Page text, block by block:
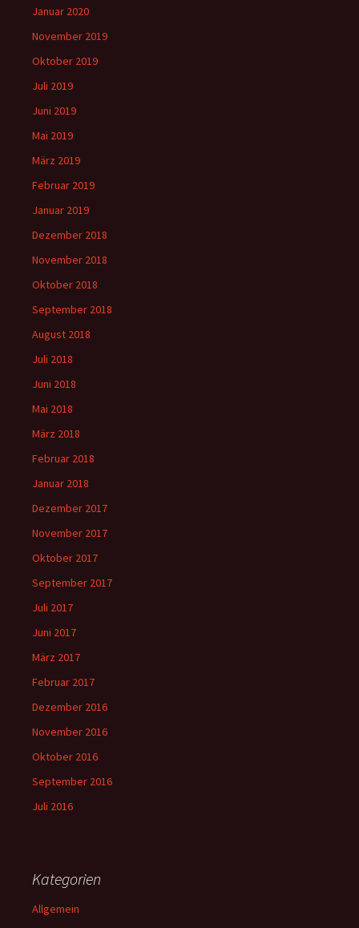
Januar 2020
November 2019
Oktober 2019
Juli 2019
Juni 2019
Mai 2019
März 2019
Februar 2019
Januar 2019
Dezember 2018
November 2018
Oktober 2018
September 2018
August 2018
Juli 2018
Juni 2018
Mai 2018
März 2018
Februar 2018
Januar 2018
Dezember 2017
November 2017
Oktober 2017
September 2017
Juli 2017
Juni 2017
März 2017
Februar 2017
Dezember 2016
November 2016
Oktober 2016
September 2016
Juli 2016
Kategorien
Allgemein